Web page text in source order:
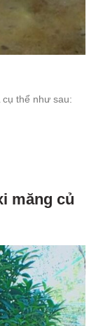
thể như sau:
măng củ